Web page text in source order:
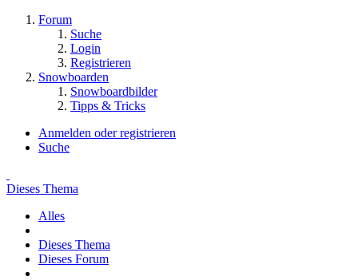
Forum
Suche
Login
Registrieren
Snowboarden
Snowboardbilder
Tipps & Tricks
Anmelden oder registrieren
Suche
Dieses Thema
Alles
Dieses Thema
Dieses Forum